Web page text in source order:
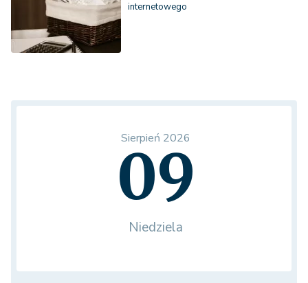
internetowego
Sierpień 2026
09
Niedziela